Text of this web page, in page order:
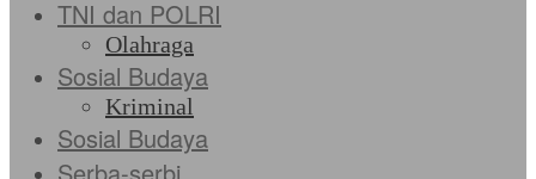
TNI dan POLRI
Olahraga
Sosial Budaya
Kriminal
Sosial Budaya